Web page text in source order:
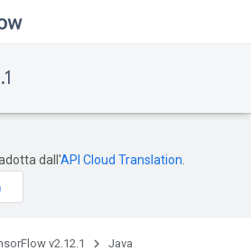
dall'API Cloud Translation
v2.12.1 Java